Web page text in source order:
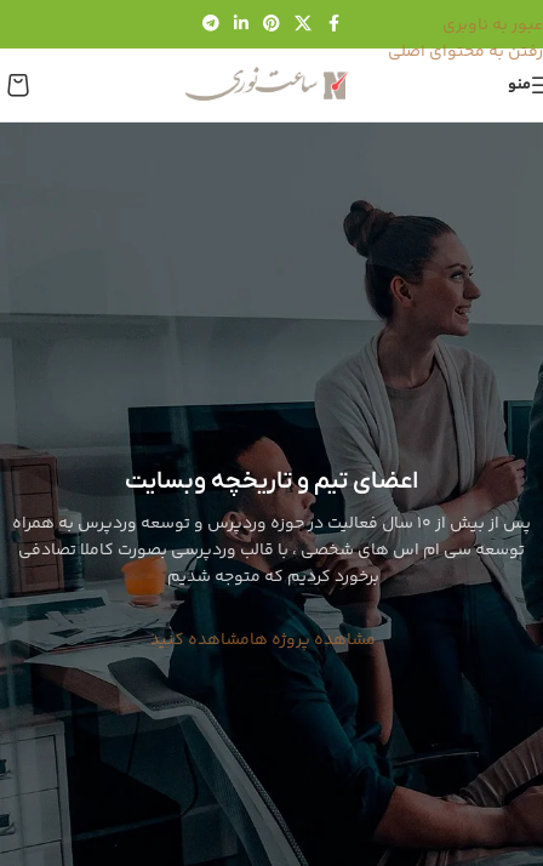
عبور به ناوبری
رفتن به محتوای اصلی
منو
اعضای تیم و تاریخچه وبسایت
پس از بیش از 10 سال فعالیت در حوزه وردپرس و توسعه وردپرس به همراه
توسعه سی ام اس های شخصی ، با قالب وردپرسی بصورت کاملا تصادفی
برخورد کردیم که متوجه شدیم
مشاهده پروژه هامشاهده کنید